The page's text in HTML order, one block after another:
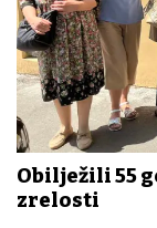
Obilježili 55
zrelosti